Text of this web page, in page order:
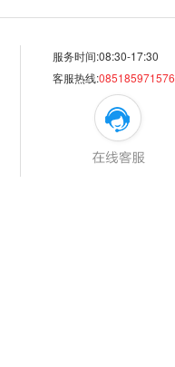
服务时间:08:30-17:30
客服热线:085185971576